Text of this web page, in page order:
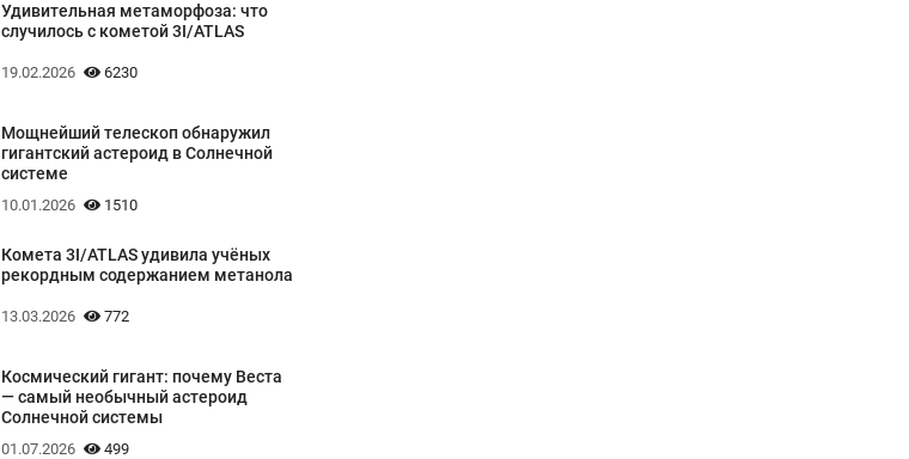
Удивительная метаморфоза: что
случилось с кометой 3I/ATLAS
19.02.2026 6230
Мощнейший телескоп обнаружил
гигантский астероид в Солнечной
системе
10.01.2026 1510
Комета 3I/ATLAS удивила учёных
рекордным содержанием метанола
13.03.2026 772
Космический гигант: почему Веста
— самый необычный астероид
Солнечной системы
01.07.2026 499